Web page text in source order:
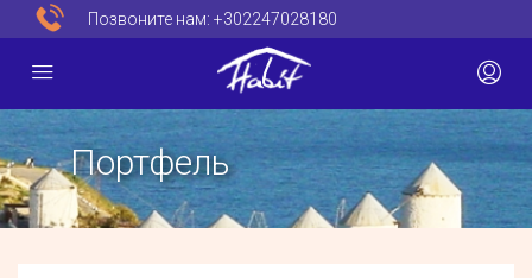
Позвоните нам: +302247028180
Портфель